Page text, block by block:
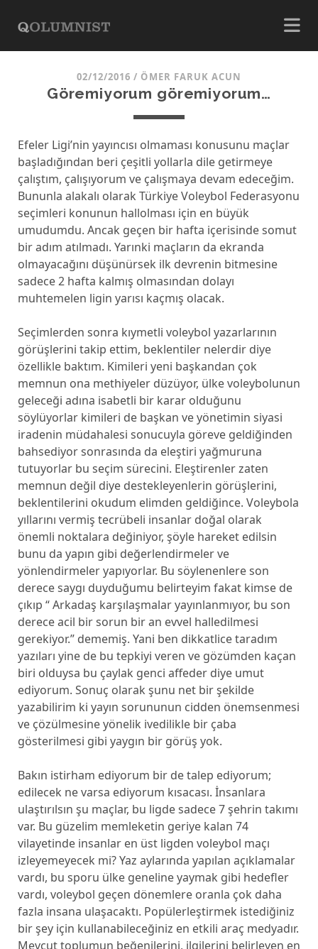
02/12/2016 / ÖMER FARUK ACUN
Göremiyorum göremiyorum…
Efeler Ligi’nin yayıncısı olmaması konusunu maçlar
başladığından beri çeşitli yollarla dile getirmeye
çalıştım, çalışıyorum ve çalışmaya devam edeceğim.
Bununla alakalı olarak Türkiye Voleybol Federasyonu
seçimleri konunun hallolması için en büyük
umudumdu. Ancak geçen bir hafta içerisinde somut
bir adım atılmadı. Yarınki maçların da ekranda
olmayacağını düşünürsek ilk devrenin bitmesine
sadece 2 hafta kalmış olmasından dolayı
muhtemelen ligin yarısı kaçmış olacak.
Seçimlerden sonra kıymetli voleybol yazarlarının
görüşlerini takip ettim, beklentiler nelerdir diye
özellikle baktım. Kimileri yeni başkandan çok
memnun ona methiyeler düzüyor, ülke voleybolunun
geleceği adına isabetli bir karar olduğunu
söylüyorlar kimileri de başkan ve yönetimin siyasi
iradenin müdahalesi sonucuyla göreve geldiğinden
bahsediyor sonrasında da eleştiri yağmuruna
tutuyorlar bu seçim sürecini. Eleştirenler zaten
memnun değil diye destekleyenlerin görüşlerini,
beklentilerini okudum elimden geldiğince. Voleybola
yıllarını vermiş tecrübeli insanlar doğal olarak
önemli noktalara değiniyor, şöyle hareket edilsin
bunu da yapın gibi değerlendirmeler ve
yönlendirmeler yapıyorlar. Bu söylenenlere son
derece saygı duyduğumu belirteyim fakat kimse de
çıkıp “ Arkadaş karşılaşmalar yayınlanmıyor, bu son
derece acil bir sorun bir an evvel halledilmesi
gerekiyor.” dememiş. Yani ben dikkatlice taradım
yazıları yine de bu tepkiyi veren ve gözümden kaçan
biri olduysa bu çaylak genci affeder diye umut
ediyorum. Sonuç olarak şunu net bir şekilde
yazabilirim ki yayın sorununun cidden önemsenmesi
ve çözülmesine yönelik ivedilikle bir çaba
gösterilmesi gibi yaygın bir görüş yok.
Bakın istirham ediyorum bir de talep ediyorum;
edilecek ne varsa ediyorum kısacası. İnsanlara
ulaştırılsın şu maçlar, bu ligde sadece 7 şehrin takımı
var. Bu güzelim memleketin geriye kalan 74
vilayetinde insanlar en üst ligden voleybol maçı
izleyemeyecek mi? Yaz aylarında yapılan açıklamalar
vardı, bu sporu ülke geneline yaymak gibi hedefler
vardı, voleybol geçen dönemlere oranla çok daha
fazla insana ulaşacaktı. Popülerleştirmek istediğiniz
bir şey için kullanabileceğiniz en etkili araç medyadır.
Mevcut toplumun beğenilerini, ilgilerini belirleyen en